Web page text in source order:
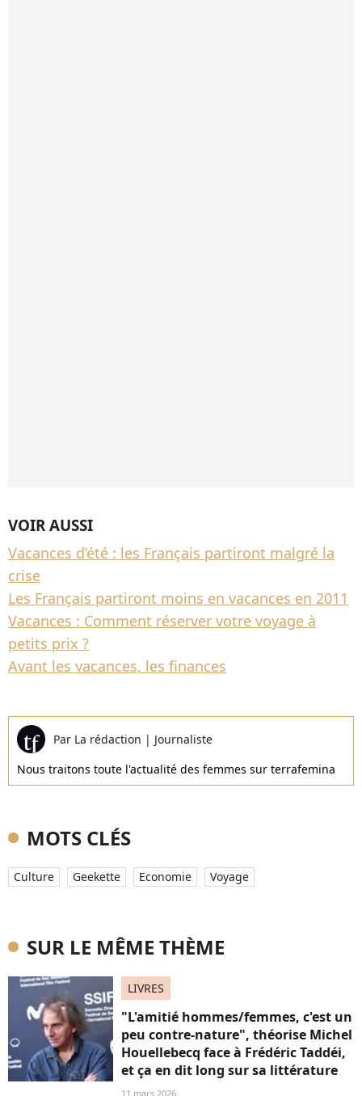
VOIR AUSSI
Vacances d’été : les Français partiront malgré la
crise
Les Français partiront moins en vacances en 2011
Vacances : Comment réserver votre voyage à
petits prix ?
Avant les vacances, les finances
Par La rédaction | Journaliste
Nous traitons toute l'actualité des femmes sur terrafemina
MOTS CLÉS
Culture Geekette Economie Voyage
SUR LE MÊME THÈME
LIVRES
"L'amitié hommes/femmes, c'est un
peu contre-nature", théorise Michel
Houellebecq face à Frédéric Taddéi,
et ça en dit long sur sa littérature
11 mars 2026